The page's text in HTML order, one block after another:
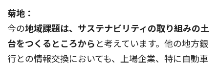
菊地：
今の地域課題は、サステナビリティの取り組みの土
台をつくるところからと考えています。他の地方銀
行との情報交換においても、上場企業、特に自動車